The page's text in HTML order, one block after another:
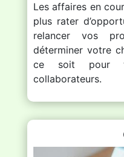
Les affaires en
plus rater
relancer vos
déterminer votre
ce soit pour
collaborateurs.